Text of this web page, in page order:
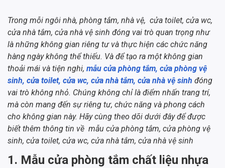
Trong mỗi ngôi nhà, phòng tắm, nhà vệ, cửa toilet, cửa wc,
cửa nhà tắm, cửa nhà vệ sinh đóng vai trò quan trọng như
là những không gian riêng tư và thực hiện các chức năng
hàng ngày không thể thiếu. Và để tạo ra một không gian
thoải mái và tiện nghi, mẫu cửa phòng tắm, cửa phòng vệ
sinh, cửa toilet, cửa wc, cửa nhà tắm, cửa nhà vệ sinh đóng
vai trò không nhỏ. Chúng không chỉ là điểm nhấn trang trí,
mà còn mang đến sự riêng tư, chức năng và phong cách
cho không gian này. Hãy cùng theo dõi dưới đây để được
biết thêm thông tin về mẫu cửa phòng tắm, cửa phòng vệ
sinh, cửa toilet, cửa wc, cửa nhà tắm, cửa nhà vệ sinh
1. Mẫu cửa phòng tắm chất liệu nhựa